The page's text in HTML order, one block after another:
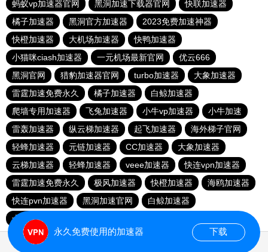
蚂蚁vp加速器官网
黑洞加速下载器官网
快联加速器
橘子加速器
黑洞官方加速器
2023免费加速神器
快橙加速器
大机场加速器
快鸭加速器
小猫咪ciash加速器
一元机场最新官网
优云666
黑洞官网
猎豹加速器官网 turbo加速器
大象加速器
雷霆加速免费永久
橘子加速器
白鲸加速器
爬墙专用加速器
飞兔加速器 小牛vp加速器
小牛加速
雷轰加速器
纵云梯加速器 起飞加速器
海外梯子官网
轻蜂加速器
元链加速器 CC加速器
大象加速器
云梯加速器
轻蜂加速器 veee加速器
快连vρn加速器
雷霆加速免费永久
极风加速器 快橙加速器
海鸥加速器
快连pvn加速器
黑洞加速官网
白鲸加速器
十大免费网络加速神器
永久免费使用的加速器 下载